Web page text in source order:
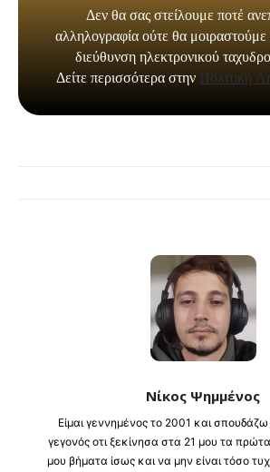
Νίκος Ψημμένος
Είμαι γεννημένος το 2001 και
γεγονός οτι ξεκίνησα στα 21 μου τα
μου βήματα ίσως και να μην είναι τόσο